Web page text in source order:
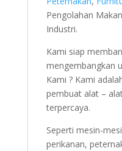
Pengolahan
Industri.
Kami siap
mengembangkan
Kami ? Kami
pembuat alat –
terpercaya.
Seperti mesin-
perikanan,